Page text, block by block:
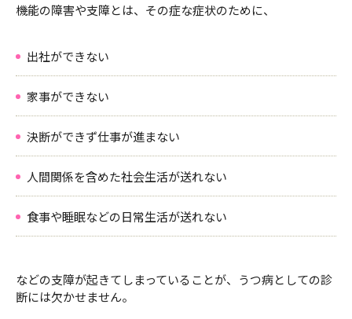
機能の障害や支障とは、その症な症状のために、
出社ができない
家事ができない
決断ができず仕事が進まない
人間関係を含めた社会生活が送れない
食事や睡眠などの日常生活が送れない
などの支障が起きてしまっていることが、うつ病としての診
断には欠かせません。